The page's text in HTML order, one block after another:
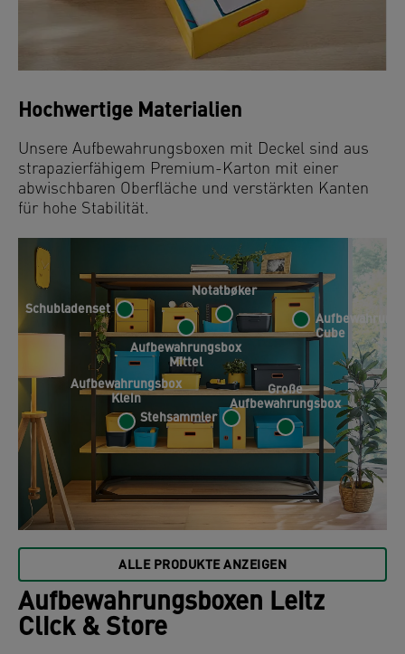
Hochwertige Materialien
Unsere Aufbewahrungsboxen mit Deckel sind aus
strapazierfähigem Premium-Karton mit einer
abwischbaren Oberfläche und verstärkten Kanten
für hohe Stabilität.
Schubladenset
Aufbewahrungsbox
Mittel
Notatbøker
Cube
Aufbewahrungsbox
Klein
Stehsammler
Große
Aufbewahrungsbox
ALLE PRODUKTE ANZEIGEN
Aufbewahrungsboxen Leitz
Click & Store